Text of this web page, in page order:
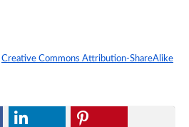
Creative Commons Attribution-ShareAlike